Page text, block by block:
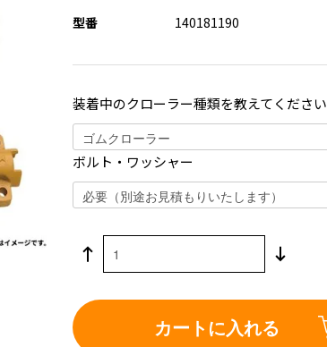
型番 140181190
装着中のクローラー種類を教えてください
ボルト・ワッシャー
カートに入れる